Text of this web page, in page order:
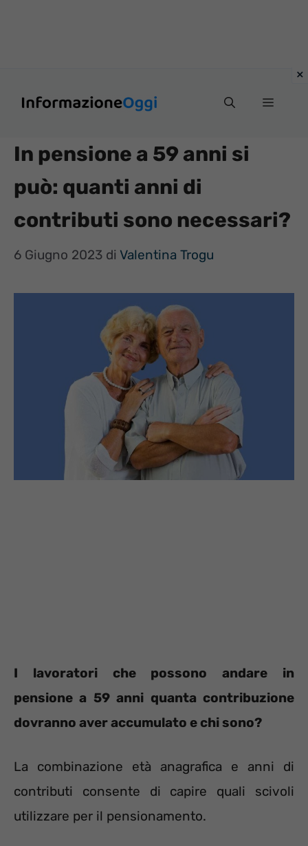
Menu
In pensione a 59 anni si
può: quanti anni di
contributi sono necessari?
6 Giugno 2023 di Valentina Trogu
I lavoratori che possono andare in
pensione a 59 anni quanta contribuzione
dovranno aver accumulato e chi sono?
La combinazione età anagrafica e anni di
contributi consente di capire quali scivoli
utilizzare per il pensionamento.